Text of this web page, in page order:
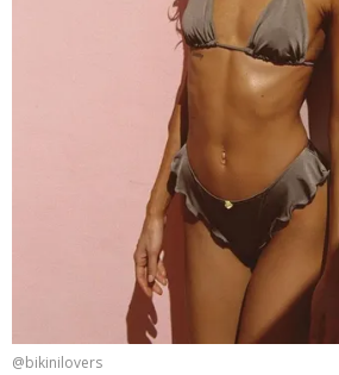
@bikinilovers